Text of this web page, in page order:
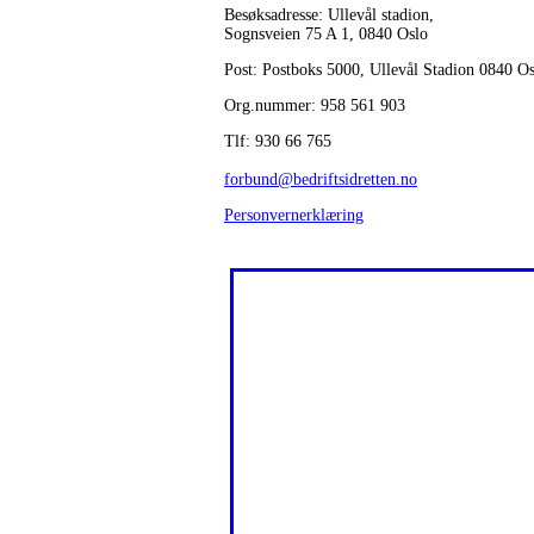
Besøksadresse: Ullevål stadion,
Sognsveien 75 A 1, 0840 Oslo
Post: Postboks 5000, Ullevål Stadion 0840
Org.nummer: 958 561 903
Tlf: 930 66 765
forbund@bedriftsidretten.no
Personvernerklæring